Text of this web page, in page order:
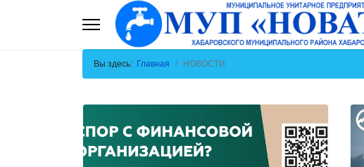
Вы здесь: Главная НОВОСТИ